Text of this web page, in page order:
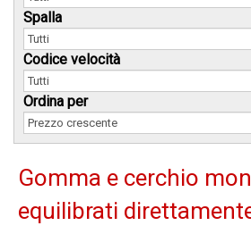
Spalla
Codice velocità
Ordina per
Gomma e cerchio
equilibrati